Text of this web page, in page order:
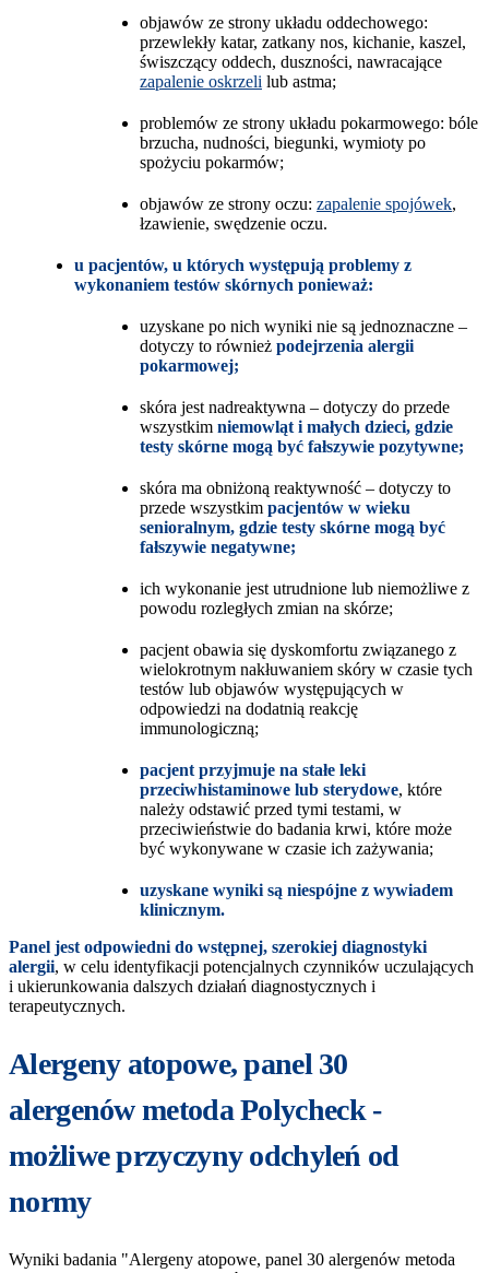
objawów ze strony układu oddechowego:
przewlekły katar, zatkany nos, kichanie, kaszel,
świszczący oddech, duszności, nawracające
zapalenie oskrzeli lub astma;
problemów ze strony układu pokarmowego: bóle
brzucha, nudności, biegunki, wymioty po
spożyciu pokarmów;
objawów ze strony oczu: zapalenie spojówek,
łzawienie, swędzenie oczu.
u pacjentów, u których występują problemy z
wykonaniem testów skórnych ponieważ:
uzyskane po nich wyniki nie są jednoznaczne –
dotyczy to również podejrzenia alergii
pokarmowej;
skóra jest nadreaktywna – dotyczy do przede
wszystkim niemowląt i małych dzieci, gdzie
testy skórne mogą być fałszywie pozytywne;
skóra ma obniżoną reaktywność – dotyczy to
przede wszystkim pacjentów w wieku
senioralnym, gdzie testy skórne mogą być
fałszywie negatywne;
ich wykonanie jest utrudnione lub niemożliwe z
powodu rozległych zmian na skórze;
pacjent obawia się dyskomfortu związanego z
wielokrotnym nakłuwaniem skóry w czasie tych
testów lub objawów występujących w
odpowiedzi na dodatnią reakcję
immunologiczną;
pacjent przyjmuje na stałe leki
przeciwhistaminowe lub sterydowe, które
należy odstawić przed tymi testami, w
przeciwieństwie do badania krwi, które może
być wykonywane w czasie ich zażywania;
uzyskane wyniki są niespójne z wywiadem
klinicznym.
Panel jest odpowiedni do wstępnej, szerokiej diagnostyki
alergii, w celu identyfikacji potencjalnych czynników uczulających
i ukierunkowania dalszych działań diagnostycznych i
terapeutycznych.
Alergeny atopowe, panel 30
alergenów metoda Polycheck -
możliwe przyczyny odchyleń od
normy
Wyniki badania "Alergeny atopowe, panel 30 alergenów metoda